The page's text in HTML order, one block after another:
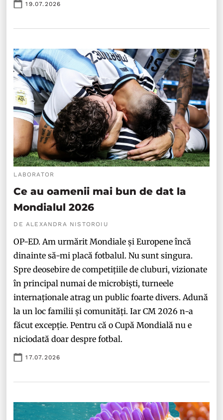
19.07.2026
LABORATOR
Ce au oamenii mai bun de dat la
Mondialul 2026
DE ALEXANDRA NISTOROIU
OP-ED. Am urmărit Mondiale și Europene încă
dinainte să-mi placă fotbalul. Nu sunt singura.
Spre deosebire de competițiile de cluburi, vizionate
în principal numai de microbiști, turneele
internaționale atrag un public foarte divers. Adună
la un loc familii și comunități. Iar CM 2026 n-a
făcut excepție. Pentru că o Cupă Mondială nu e
niciodată doar despre fotbal.
17.07.2026